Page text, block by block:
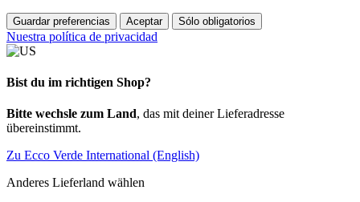
Guardar preferencias Aceptar Sólo obligatorios
Nuestra política de privacidad
Bist du im richtigen Shop?
Bitte wechsle zum Land, das mit deiner Lieferadresse
übereinstimmt.
Zu Ecco Verde International (English)
Anderes Lieferland wählen